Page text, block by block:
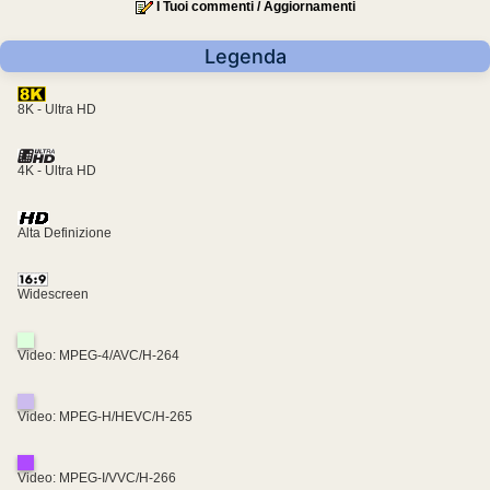
I Tuoi commenti / Aggiornamenti
Legenda
8K - Ultra HD
4K - Ultra HD
Alta Definizione
Widescreen
Video: MPEG-4/AVC/H-264
Video: MPEG-H/HEVC/H-265
Video: MPEG-I/VVC/H-266